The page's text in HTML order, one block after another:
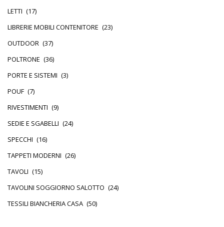
LETTI (17)
LIBRERIE MOBILI CONTENITORE (23)
OUTDOOR (37)
POLTRONE (36)
PORTE E SISTEMI (3)
POUF (7)
RIVESTIMENTI (9)
SEDIE E SGABELLI (24)
SPECCHI (16)
TAPPETI MODERNI (26)
TAVOLI (15)
TAVOLINI SOGGIORNO SALOTTO (24)
TESSILI BIANCHERIA CASA (50)